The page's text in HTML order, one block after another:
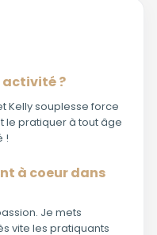
activité ?
Kelly souplesse force
le pratiquer à tout âge
!
à coeur dans
Je mets
vite les pratiquants